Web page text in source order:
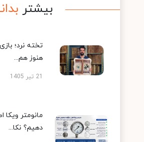
بیشتر
تخته نرد؛
هنوز هم...
21 تیر 1405
مانومتر
دهیم؟ نکا...